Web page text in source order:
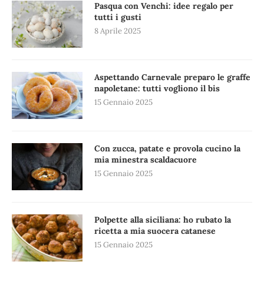
Pasqua con Venchi: idee regalo per
tutti i gusti
8 Aprile 2025
Aspettando Carnevale preparo le graffe
napoletane: tutti vogliono il bis
15 Gennaio 2025
Con zucca, patate e provola cucino la
mia minestra scaldacuore
15 Gennaio 2025
Polpette alla siciliana: ho rubato la
ricetta a mia suocera catanese
15 Gennaio 2025